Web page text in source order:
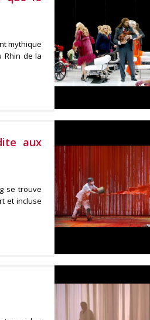
mythique
Rhin de la
aux
se trouve
et incluse